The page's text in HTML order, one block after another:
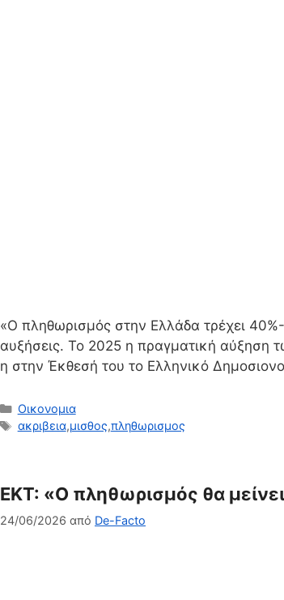
«Ο πληθωρισμός στην Ελλάδα τρέχει
αυξήσεις. Το 2025 η πραγματική αύξηση
η στην Έκθεσή του το Ελληνικό
Κατηγορίες
Οικονομια
Ετικέτες
ακριβεια,μισθος,πληθωρισμος
ΕΚΤ: «Ο πληθωρισμός θα
24/06/2026 από De-Facto